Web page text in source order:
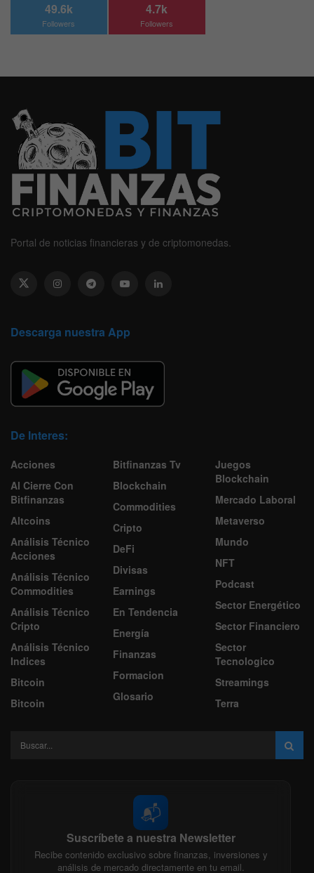
49.6k
Followers
4.7k
Followers
Portal de noticias financieras y de criptomonedas.
Descarga nuestra App
De Interes:
Acciones
Al Cierre Con
Bitfinanzas
Altcoins
Análisis Técnico
Acciones
Análisis Técnico
Commodities
Análisis Técnico
Cripto
Análisis Técnico
Indices
Bitcoin
Bitcoin
Bitfinanzas Tv
Blockchain
Commodities
Cripto
DeFi
Divisas
Earnings
En Tendencia
Energía
Finanzas
Formacion
Glosario
Juegos
Blockchain
Mercado Laboral
Metaverso
Mundo
NFT
Podcast
Sector Energético
Sector Financiero
Sector
Tecnologico
Streamings
Terra
📬
Suscríbete a nuestra Newsletter
Recibe contenido exclusivo sobre finanzas, inversiones y
análisis de mercado directamente en tu email.